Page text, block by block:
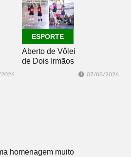
ESPORTE
Aberto de Vôlei
de Dois Irmãos
07/08/2026
homenagem muito